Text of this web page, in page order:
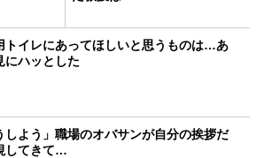
トイレにあってほしいと思うものは…あ
にハッとした
しよう」職場のオバサンが自分の挨拶だ
してきて…